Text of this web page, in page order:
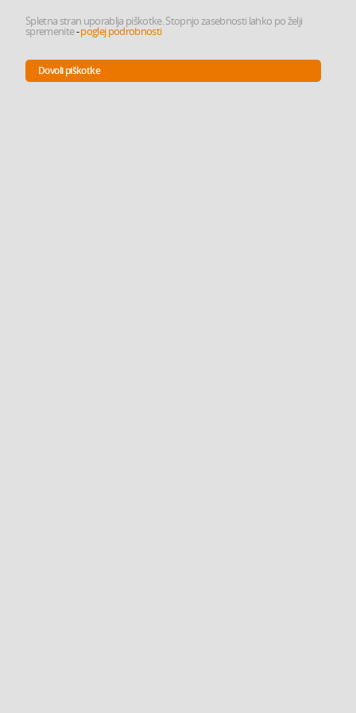
Spletna stran uporablja piškotke. Stopnjo zasebnosti lahko po želji
spremenite-poglej podrobnosti
Dovoli piškotke